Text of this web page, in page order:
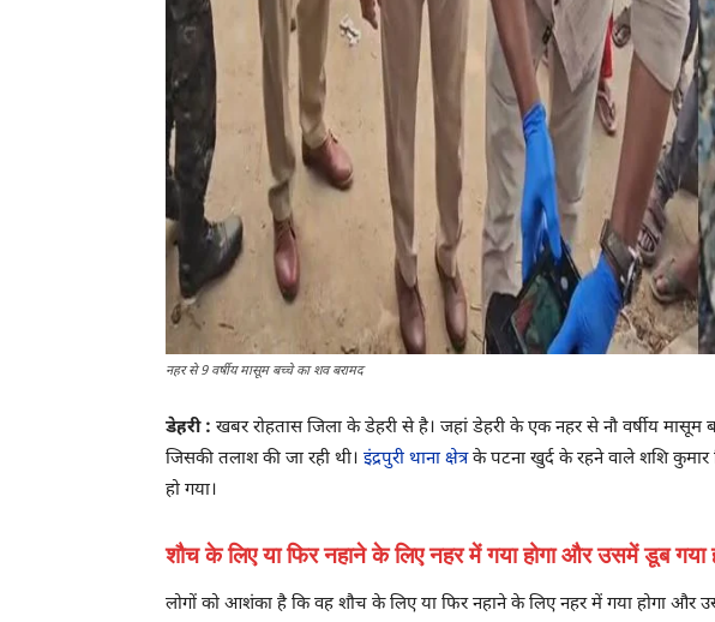
नहर से 9 वर्षीय मासूम बच्चे का शव बरामद
डेहरी : खबर रोहतास जिला के डेहरी से है। जहां डेहरी के एक नहर से नौ वर्षीय
जिसकी तलाश की जा रही थी। इंद्रपुरी थाना क्षेत्रके पटना खुर्द के रहने वाले शशि कुमार
हो गया।
शौच के लिए या फिर नहाने के लिए नहर में गया होगा और उसमें डूब गया
लोगों को आशंका है कि वह शौच के लिए या फिर नहाने के लिए नहर में गया होगा और